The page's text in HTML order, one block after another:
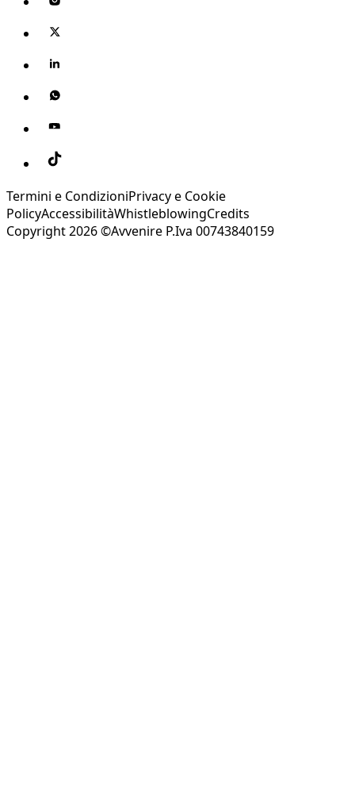
Termini e CondizioniPrivacy e Cookie
PolicyAccessibilitàWhistleblowingCredits
Copyright 2026 ©Avvenire P.Iva 00743840159